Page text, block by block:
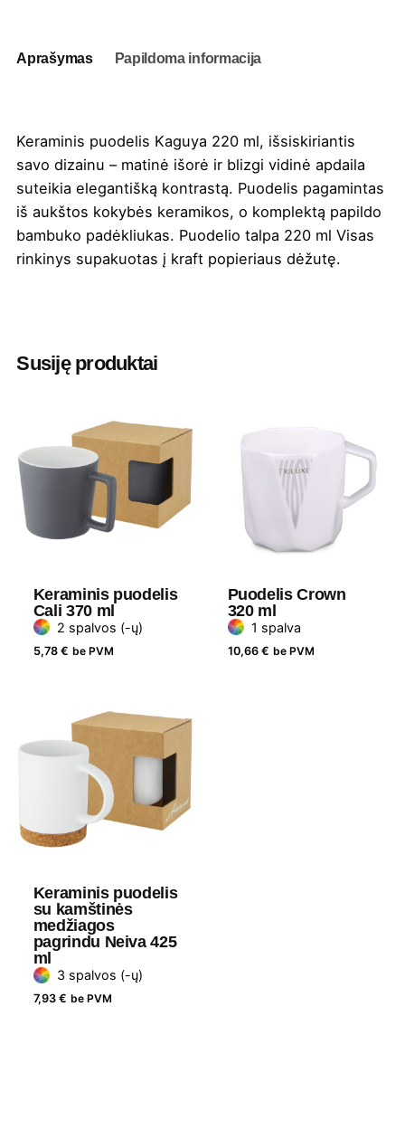
Aprašymas Papildoma informacija
Keraminis puodelis Kaguya 220 ml, išsiskiriantis
savo dizainu – matinė išorė ir blizgi vidinė apdaila
suteikia elegantišką kontrastą. Puodelis pagamintas
iš aukštos kokybės keramikos, o komplektą papildo
bambuko padėkliukas. Puodelio talpa 220 ml Visas
rinkinys supakuotas į kraft popieriaus dėžutę.
Medžiaga Keramika
Gramatūra / Talpa 300 ml
Susiję produktai
Keraminis puodelis
Cali 370 ml
2 spalvos (-ų)
5,78 € be PVM
Puodelis Crown
320 ml
1 spalva
10,66 € be PVM
Keraminis puodelis
su kamštinės
medžiagos
pagrindu Neiva 425
ml
3 spalvos (-ų)
7,93 € be PVM